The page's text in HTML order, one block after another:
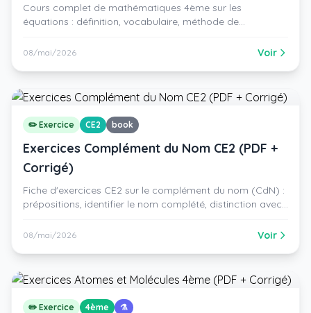
Cours complet de mathématiques 4ème sur les
équations : définition, vocabulaire, méthode de
PDF gratuit à imprimer.
08/mai/2026 Voir
✏️ Exercice CE2 book
Exercices Complément du Nom CE2 (PDF +
Corrigé)
Fiche d'exercices CE2 sur le complément du nom (CdN) :
prépositions, identifier le nom complété, distinction avec
08/mai/2026 Voir
✏️ Exercice 4ème ⚗️